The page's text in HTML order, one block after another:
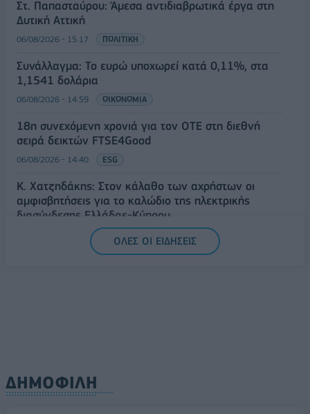
Στ. Παπασταύρου: Άμεσα αντιδιαβρωτικά έργα στη
Δυτική Αττική
06/08/2026 - 15:17 ΠΟΛΙΤΙΚΗ
Συνάλλαγμα: Το ευρώ υποχωρεί κατά 0,11%, στα
1,1541 δολάρια
06/08/2026 - 14:59 ΟΙΚΟΝΟΜΙΑ
18η συνεχόμενη χρονιά για τον ΟΤΕ στη διεθνή
σειρά δεικτών FTSE4Good
06/08/2026 - 14:40 ESG
Κ. Χατζηδάκης: Στον κάλαθο των αχρήστων οι
αμφισβητήσεις για το καλώδιο της ηλεκτρικής
διασύνδεσης Ελλάδας-Κύπρου
ΟΛΕΣ ΟΙ ΕΙΔΗΣΕΙΣ
ΔΗΜΟΦΙΛΗ